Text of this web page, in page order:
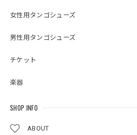
女性用タンゴシューズ
男性用タンゴシューズ
チケット
楽器
SHOP INFO
ABOUT